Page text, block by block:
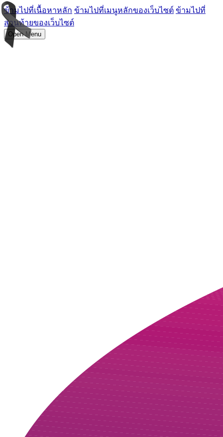
ข้ามไปที่เนื้อหาหลัก ข้ามไปที่เมนูหลักของเว็บไซต์ ข้ามไปที่
ส่วนท้ายของเว็บไซต์
Open Menu